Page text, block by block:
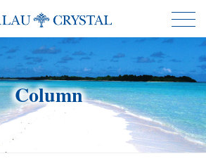
Column